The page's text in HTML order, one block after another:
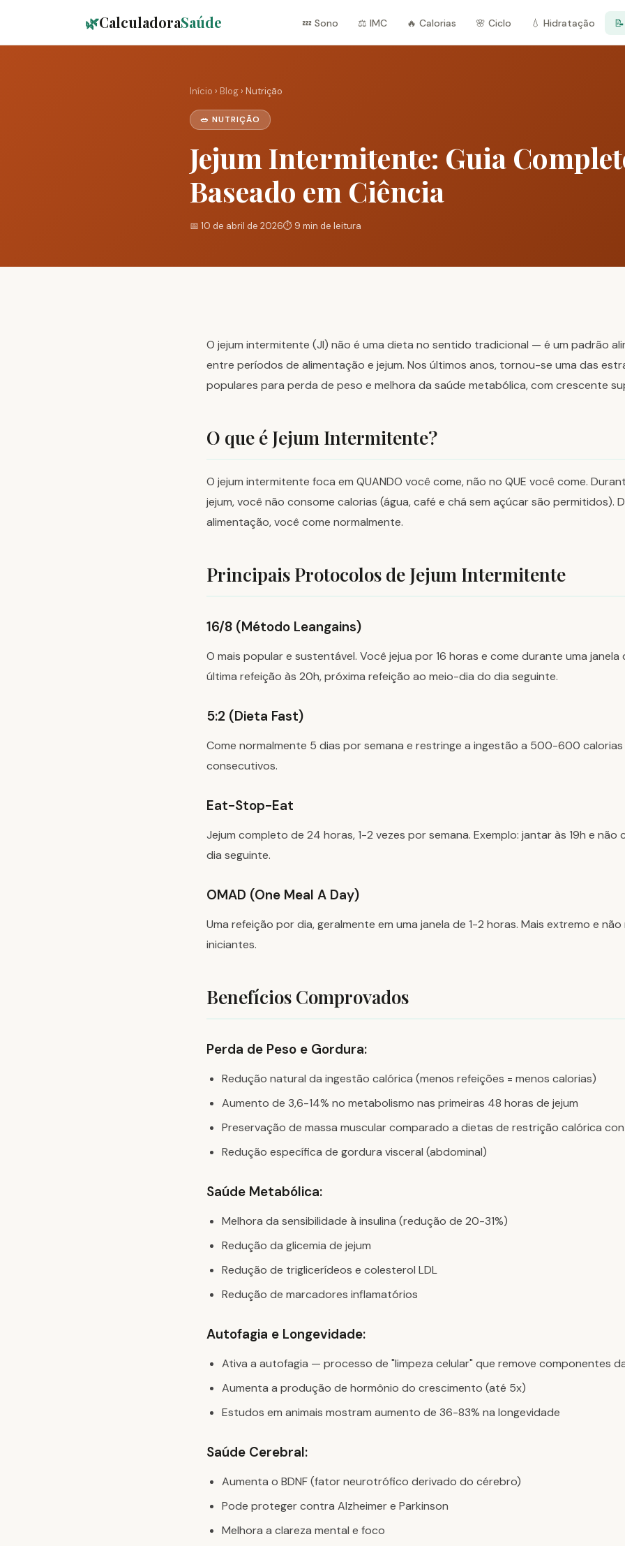
🌿CalculadoraSaúde 💤 Sono ⚖️ IMC 🔥 Calorias 🌸 Ciclo 💧 Hidratação
Início › Blog › Nutrição
🥗 NUTRIÇÃO
Jejum Intermitente: Guia
Baseado em Ciência
📅 10 de abril de 2026⏱️ 9 min de leitura
O jejum intermitente (JI) não é uma dieta no sentido tradicional — é um padrão
entre períodos de alimentação e jejum. Nos últimos anos, tornou-se uma das
populares para perda de peso e melhora da saúde metabólica, com crescente
O que é Jejum Intermitente?
O jejum intermitente foca em QUANDO você come, não no QUE você come.
jejum, você não consome calorias (água, café e chá sem açúcar são permitidos).
alimentação, você come normalmente.
Principais Protocolos de Jejum Intermitente
16/8 (Método Leangains)
O mais popular e sustentável. Você jejua por 16 horas e come durante uma janela
última refeição às 20h, próxima refeição ao meio-dia do dia seguinte.
5:2 (Dieta Fast)
Come normalmente 5 dias por semana e restringe a ingestão a 500-600 calorias
consecutivos.
Eat-Stop-Eat
Jejum completo de 24 horas, 1-2 vezes por semana. Exemplo: jantar às 19h e não
dia seguinte.
OMAD (One Meal A Day)
Uma refeição por dia, geralmente em uma janela de 1-2 horas. Mais extremo e
iniciantes.
Benefícios Comprovados
Perda de Peso e Gordura:
Redução natural da ingestão calórica (menos refeições = menos calorias)
Aumento de 3,6-14% no metabolismo nas primeiras 48 horas de jejum
Preservação de massa muscular comparado a dietas de restrição calórica
Redução específica de gordura visceral (abdominal)
Saúde Metabólica:
Melhora da sensibilidade à insulina (redução de 20-31%)
Redução da glicemia de jejum
Redução de triglicerídeos e colesterol LDL
Redução de marcadores inflamatórios
Autofagia e Longevidade:
Ativa a autofagia — processo de "limpeza celular" que remove componentes
Aumenta a produção de hormônio do crescimento (até 5x)
Estudos em animais mostram aumento de 36-83% na longevidade
Saúde Cerebral:
Aumenta o BDNF (fator neurotrófico derivado do cérebro)
Pode proteger contra Alzheimer e Parkinson
Melhora a clareza mental e foco